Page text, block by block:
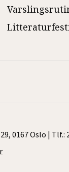
0167 Oslo | Tlf.: